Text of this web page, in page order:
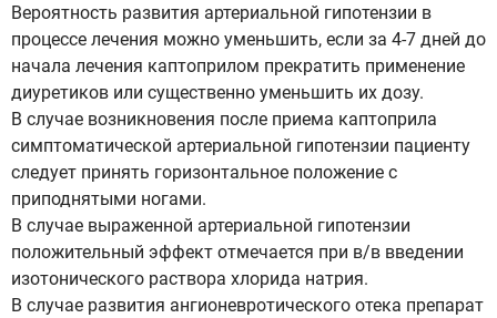
Вероятность развития артериальной гипотензии в
процессе лечения можно уменьшить, если за 4-7 дней до
начала лечения каптоприлом прекратить применение
диуретиков или существенно уменьшить их дозу.
В случае возникновения после приема каптоприла
симптоматической артериальной гипотензии пациенту
следует принять горизонтальное положение с
приподнятыми ногами.
В случае выраженной артериальной гипотензии
положительный эффект отмечается при в/в введении
изотонического раствора хлорида натрия.
В случае развития ангионевротического отека препарат